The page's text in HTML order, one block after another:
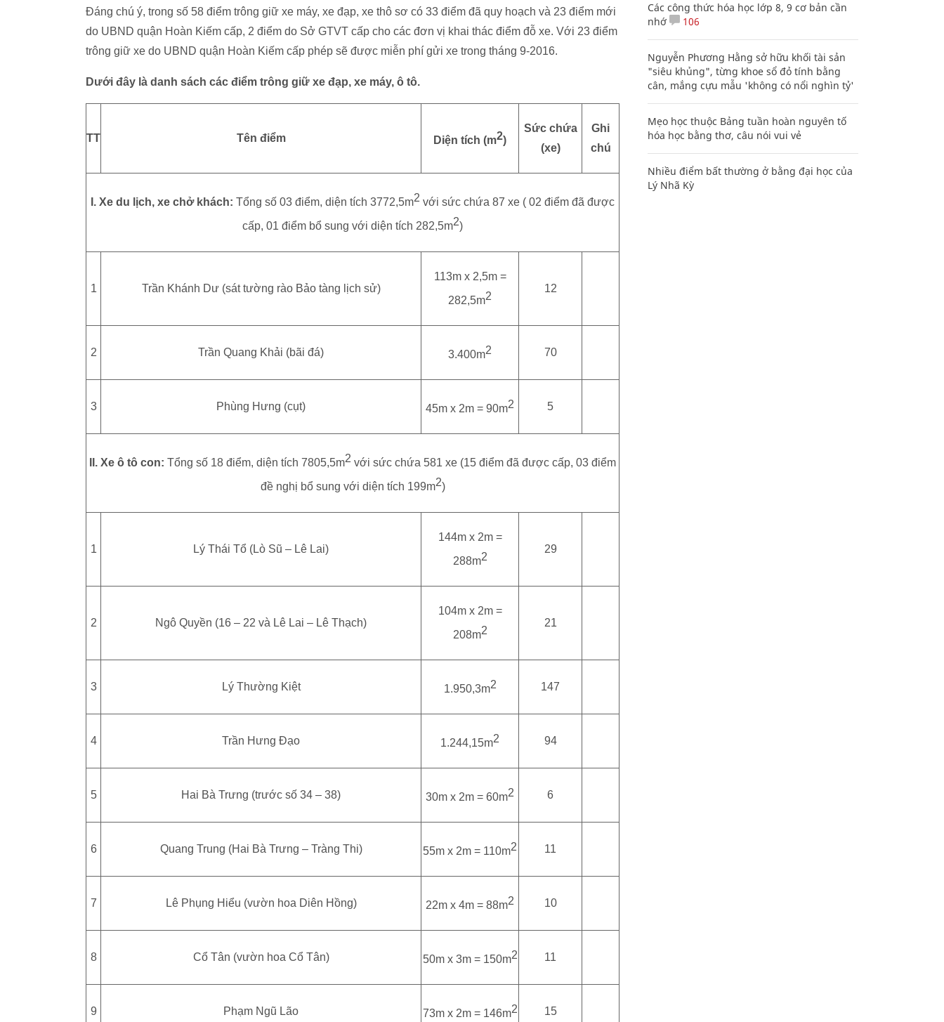
Đáng chú ý, trong số 58 điểm trông giữ xe máy, xe đạp, xe thô sơ có 33 điểm đã quy hoạch và 23 điểm mới
do UBND quận Hoàn Kiếm cấp, 2 điểm do Sở GTVT cấp cho các đơn vị khai thác điểm đỗ xe. Với 23 điểm
trông giữ xe do UBND quận Hoàn Kiếm cấp phép sẽ được miễn phí gửi xe trong tháng 9-2016.
Dưới đây là danh sách các điểm trông giữ xe đạp, xe máy, ô tô.
TT Tên điểm Diện tích (m2)
Sức chứa
(xe)
Ghi
chú
I. Xe du lịch, xe chở khách: Tổng số 03 điểm, diện tích 3772,5m2 với sức chứa 87 xe ( 02 điểm đã được
cấp, 01 điểm bổ sung với diện tích 282,5m2)
1 Trần Khánh Dư (sát tường rào Bảo tàng lịch sử)
113m x 2,5m =
282,5m2
12
2 Trần Quang Khải (bãi đá) 3.400m2 70
3 Phùng Hưng (cụt) 45m x 2m = 90m2 5
II. Xe ô tô con: Tổng số 18 điểm, diện tích 7805,5m2 với sức chứa 581 xe (15 điểm đã được cấp, 03 điểm
đề nghị bổ sung với diện tích 199m2)
1 Lý Thái Tổ (Lò Sũ – Lê Lai)
144m x 2m =
288m2
29
2 Ngô Quyền (16 – 22 và Lê Lai – Lê Thạch)
104m x 2m =
208m2
21
3 Lý Thường Kiệt 1.950,3m2 147
4 Trần Hưng Đạo 1.244,15m2 94
5 Hai Bà Trưng (trước số 34 – 38) 30m x 2m = 60m2 6
6 Quang Trung (Hai Bà Trưng – Tràng Thi) 55m x 2m = 110m2 11
7 Lê Phụng Hiểu (vườn hoa Diên Hồng) 22m x 4m = 88m2 10
8 Cổ Tân (vườn hoa Cổ Tân) 50m x 3m = 150m2 11
9 Phạm Ngũ Lão 73m x 2m = 146m2 15
Các công thức hóa học lớp 8, 9 cơ bản cần
nhớ
106
Nguyễn Phương Hằng sở hữu khối tài sản
"siêu khủng", từng khoe sổ đỏ tính bằng
cân, mắng cựu mẫu 'không có nổi nghìn tỷ'
Mẹo học thuộc Bảng tuần hoàn nguyên tố
hóa học bằng thơ, câu nói vui vẻ
Nhiều điểm bất thường ở bằng đại học của
Lý Nhã Kỳ